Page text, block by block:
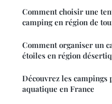
Comment choisir une
camping en région de
Comment organiser un
étoiles en région
Découvrez les campings
aquatique en France